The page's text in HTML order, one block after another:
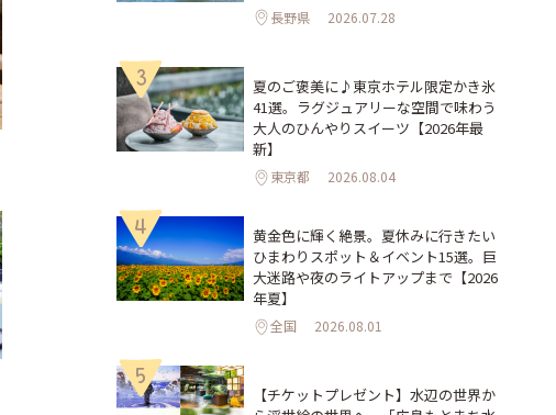
長野県 2026.07.28
3
夏のご褒美に♪東京ホテル限定かき氷
41選。ラグジュアリーな空間で味わう
大人のひんやりスイーツ【2026年最
新】
東京都 2026.08.04
4
黄金色に輝く絶景。夏休みに行きたい
ひまわりスポット＆イベント15選。巨
大迷路や夜のライトアップまで【2026
年夏】
全国 2026.08.01
5
【チケットプレゼント】水辺の世界か